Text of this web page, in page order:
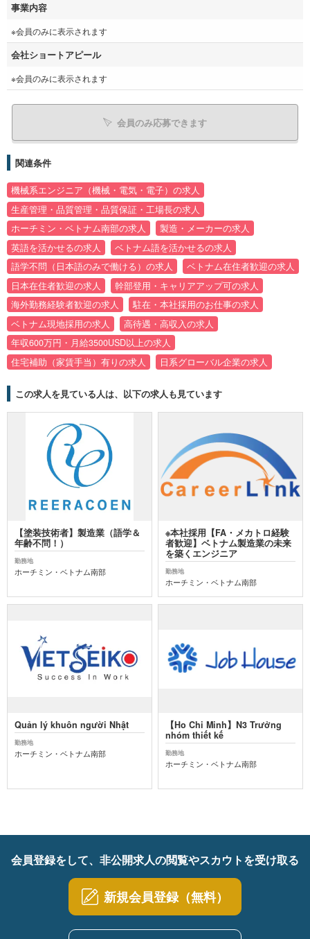
事業内容
※会員のみに表示されます
会社ショートアピール
※会員のみに表示されます
会員のみ応募できます
関連条件
機械系エンジニア（機械・電気・電子）の求人
生産管理・品質管理・品質保証・工場長の求人
ホーチミン・ベトナム南部の求人
製造・メーカーの求人
英語を活かせるの求人
ベトナム語を活かせるの求人
語学不問（日本語のみで働ける）の求人
ベトナム在住者歓迎の求人
日本在住者歓迎の求人
幹部登用・キャリアアップ可の求人
海外勤務経験者歓迎の求人
駐在・本社採用のお仕事の求人
ベトナム現地採用の求人
高待遇・高収入の求人
年収600万円・月給3500USD以上の求人
住宅補助（家賃手当）有りの求人
日系グローバル企業の求人
この求人を見ている人は、以下の求人も見ています
【塗装技術者】製造業（語学＆
年齢不問！）
勤務地
ホーチミン・ベトナム南部
※本社採用【FA・メカトロ経験
者歓迎】ベトナム製造業の未来
を築くエンジニア
勤務地
ホーチミン・ベトナム南部
Quản lý khuôn người Nhật
勤務地
ホーチミン・ベトナム南部
【Ho Chi Minh】N3 Trưởng
nhóm thiết kế
勤務地
ホーチミン・ベトナム南部
会員登録をして、非公開求人の閲覧やスカウトを受け取る
新規会員登録（無料）